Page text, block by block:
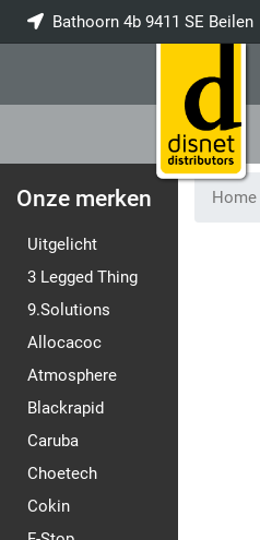
Bathoorn 4b 9411 SE Beilen
Onze merken
Uitgelicht
3 Legged Thing
9.Solutions
Allocacoc
Atmosphere
Blackrapid
Caruba
Choetech
Cokin
Home